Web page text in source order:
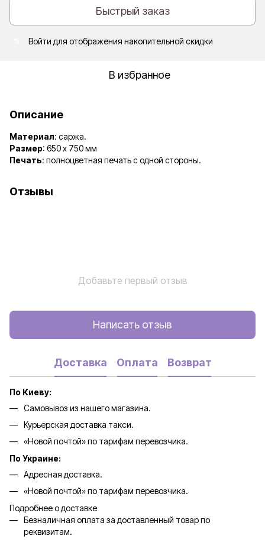
Быстрый заказ
Войти для отображения накопительной скидки
В избранное
Описание
Материал: саржа.
Размер: 650 х 750 мм
Печать: полноцветная печать с одной стороны.
Отзывы
Добавьте первый отзыв
Написать отзыв
Доставка Оплата Возврат
По Киеву:
Самовывоз из нашего магазина.
Курьерская доставка такси.
«Новой почтой» по тарифам перевозчика.
По Украине:
Адресная доставка.
«Новой почтой» по тарифам перевозчика.
Подробнее о доставке
Безналичная оплата за доставленный товар по
реквизитам.